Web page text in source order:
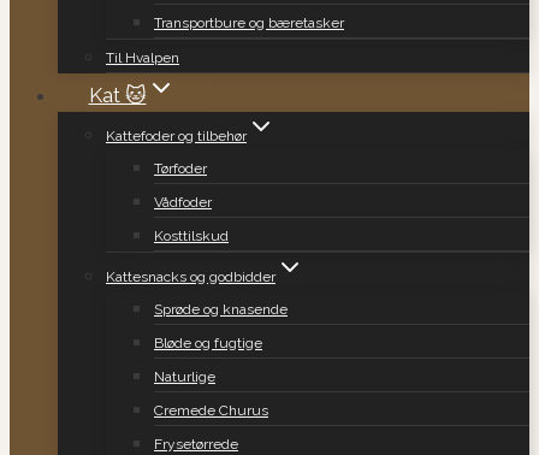
Transportbure og bæretasker
Til Hvalpen
Kat 🐱
Kattefoder og tilbehør
Tørfoder
Vådfoder
Kosttilskud
Kattesnacks og godbidder
Sprøde og knasende
Bløde og fugtige
Naturlige
Cremede Churus
Frysetørrede